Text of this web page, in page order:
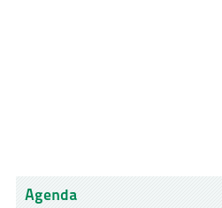
Agenda